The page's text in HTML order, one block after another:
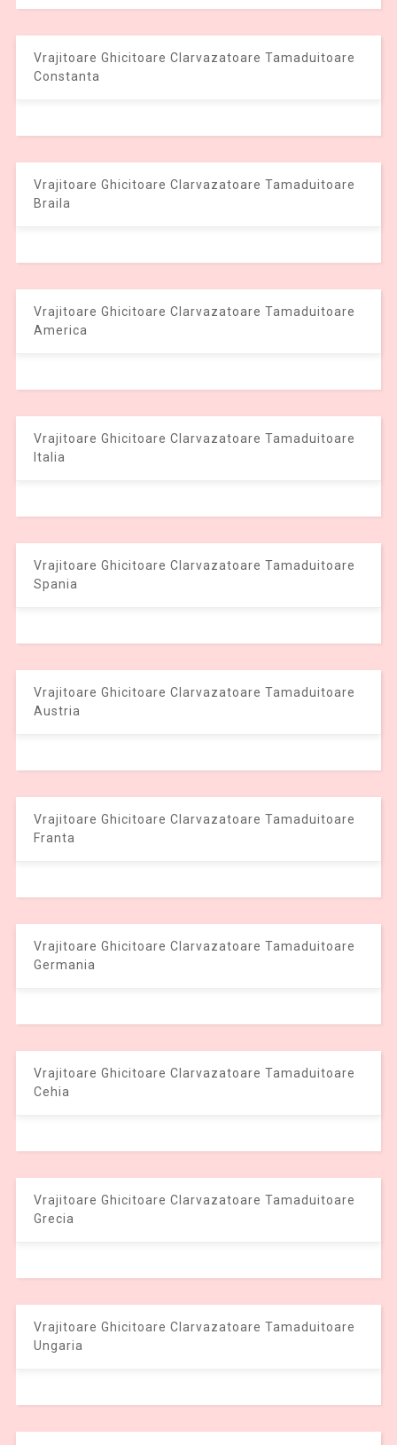
Vrajitoare Ghicitoare Clarvazatoare Tamaduitoare
Constanta
Vrajitoare Ghicitoare Clarvazatoare Tamaduitoare
Braila
Vrajitoare Ghicitoare Clarvazatoare Tamaduitoare
America
Vrajitoare Ghicitoare Clarvazatoare Tamaduitoare
Italia
Vrajitoare Ghicitoare Clarvazatoare Tamaduitoare
Spania
Vrajitoare Ghicitoare Clarvazatoare Tamaduitoare
Austria
Vrajitoare Ghicitoare Clarvazatoare Tamaduitoare
Franta
Vrajitoare Ghicitoare Clarvazatoare Tamaduitoare
Germania
Vrajitoare Ghicitoare Clarvazatoare Tamaduitoare
Cehia
Vrajitoare Ghicitoare Clarvazatoare Tamaduitoare
Grecia
Vrajitoare Ghicitoare Clarvazatoare Tamaduitoare
Ungaria